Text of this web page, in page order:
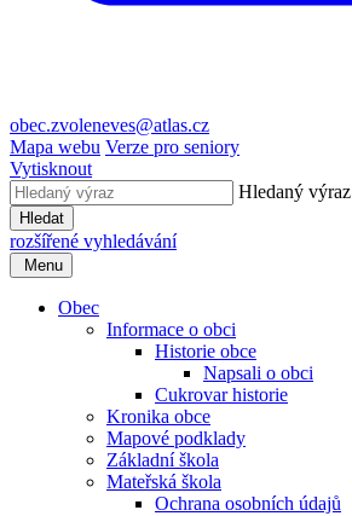
obec.zvoleneves@atlas.cz
Mapa webu Verze pro seniory
Vytisknout
Hledaný výraz
Hledat
rozšířené vyhledávání
Menu
Obec
Informace o obci
Historie obce
Napsali o obci
Cukrovar historie
Kronika obce
Mapové podklady
Základní škola
Mateřská škola
Ochrana osobních údajů